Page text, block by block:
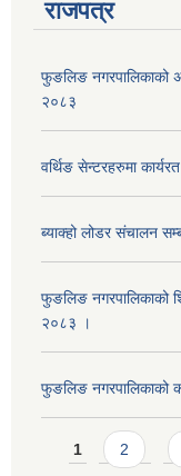
राजपत्र
फुङलिङ नगरपालिकाको
२०८३
वर्थिङ सेन्टरहरुमा कार्यरत
ब्याक्हो लोडर संचालन
फुङलिङ नगरपालिकाको
२०८३ ।
फुङलिङ नगरपालिकाको
Pages
1 2